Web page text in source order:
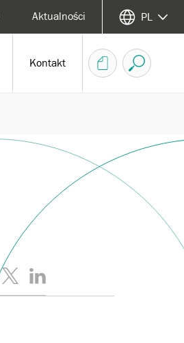
Kontakt
Aktualności PL